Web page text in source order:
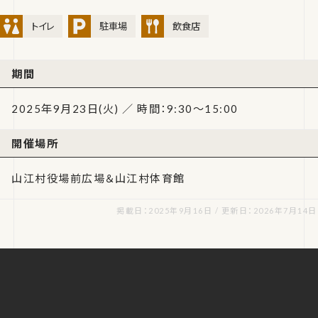
トイレ 駐車場 飲食店
期間
2025年9月23日(火) ／ 時間：9:30～15:00
開催場所
山江村役場前広場＆山江村体育館
掲載日：2025年9月16日 / 更新日：2026年7月14日